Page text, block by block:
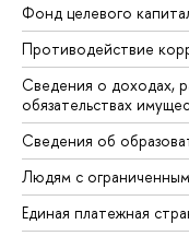
Фонд целевого
Противодействие
Сведения о доходах,
обязательствах
Сведения об
Людям с
Единая платежная